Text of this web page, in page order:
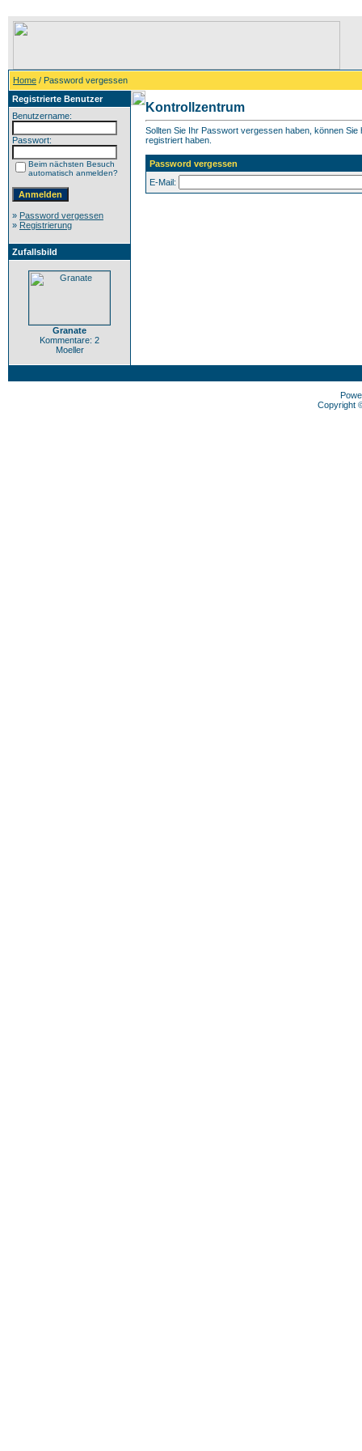
Home / Password vergessen
Registrierte Benutzer
Benutzername:
Passwort:
Beim nächsten Besuch
automatisch anmelden?
» Password vergessen
» Registrierung
Zufallsbild
Granate
Kommentare: 2
Moeller
Kontrollzentrum
Sollten Sie Ihr Passwort vergessen haben, können
registriert haben.
Password vergessen
E-Mail:
Copyright